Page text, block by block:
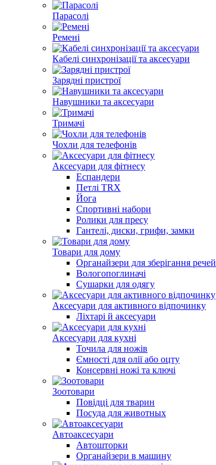
Парасолі
Ремені
Кабелі синхронізації та аксесуари
Зарядні пристрої
Навушники та аксесуари
Тримачі
Чохли для телефонів
Аксесуари для фітнесу
Еспандери
Петлі TRX
Йога
Спортивні набори
Ролики для пресу
Гантелі, диски, грифи, замки
Товари для дому
Органайзери для зберігання речей
Вологопоглиначі
Сушарки для одягу
Аксесуари для активного відпочинку
Ліхтарі й аксесуари
Аксесуари для кухні
Точила для ножів
Ємності для олії або оцту
Консервні ножі та ключі
Зоотовари
Повідці для тварин
Посуда для животных
Автоаксесуари
Автошторки
Органайзери в машину